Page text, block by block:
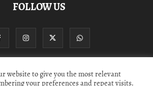
FOLLOW US
Policy Contact Us
website to give you the most relevant
your preferences and repeat visits.